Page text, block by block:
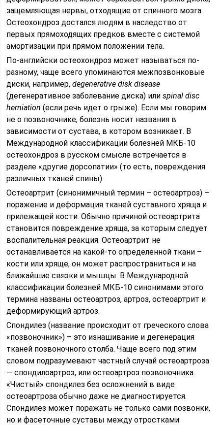
защемляющая нервы, отходящие от спинного мозга.
Остеохондроз достался людям в наследство от
первых прямоходящих предков вместе с системой
амортизации при прямом положении тела.
По-английски остеохондроз может называться по-
разному, чаще всего упоминаются межпозвонковые
диски, например,degenerative disk disease
(дегенеративное заболевание диска) илиspinal disc
herniation (если речь идет о грыже). Если мы говорим
не о позвоночнике, болезнь носит названия в
зависимости от сустава, в котором возникает. В
Международной классификации болезней МКБ-10
остеохондроз в русском смысле встречается в
разделе «другие дорсопатии» (то есть, повреждения
различных тканей спины).
Остеоартрит (синонимичный термин – остеоартроз) –
поражение и деформация тканей суставного хряща и
прилежащей кости. Обычно причиной остеоартрита
становится повреждение хряща, за которым следует
воспалительная реакция. Остеоартрит не
останавливается на какой-то определенной ткани –
кости или хряще, он может распространиться и на
ближайшие связки и мышцы. В Международной
классификации болезней МКБ-10 синонимами этого
термина названы остеоартроз, артроз, остеоартрит и
деформирующий артроз.
Спондилез (название происходит от греческого слова
«позвоночник») – это изнашивание и дегенерация
тканей позвоночного столба. Чаще всего под этим
словом подразумевают частный случай остеоартроза
— спондилоартроз, или остеоартроз позвоночника.
«Чистый» спондилез без осложнений в виде
остеоартроза обычно даже не диагностируется.
Спондилез может поражать не только сами позвонки,
но и фасеточные суставы между отростками